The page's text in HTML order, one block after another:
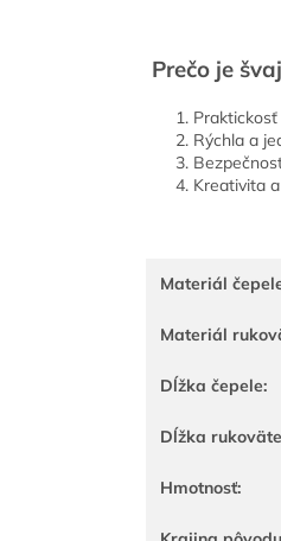
Prečo je
Rýchla a
Kreativita
Materiál
Materiál
Dĺžka čepele:
Dĺžka
Hmotnosť: